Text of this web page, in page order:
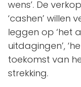
wens’. De
‘cashen’ willen
leggen op ‘het
uitdagingen’,
toekomst van
strekking.